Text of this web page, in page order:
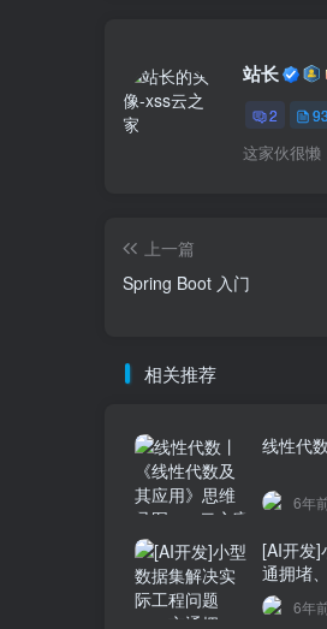
站长
2
这家伙很懒
上一篇
Spring Boot 入门
相关推荐
线性代
6年
[AI开发
通拥堵
6年